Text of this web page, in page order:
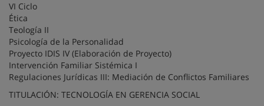
VI Ciclo
Ética
Teología II
Psicología de la Personalidad
Proyecto IDIS IV (Elaboración de Proyecto)
Intervención Familiar Sistémica I
Regulaciones Jurídicas III: Mediación de Conflictos Familiares
TITULACIÓN: TECNOLOGÍA EN GERENCIA SOCIAL